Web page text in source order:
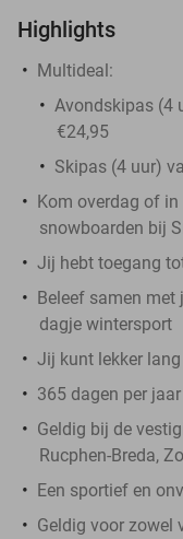
Highlights
Multideal:
Avondskipas (4
€24,95
Skipas (4 uur)
Kom overdag of
snowboarden bij
Jij hebt toegang
Beleef samen met
dagje wintersport
Jij kunt lekker
365 dagen per
Geldig bij de
Rucphen-Breda,
Een sportief en
Geldig voor zowel